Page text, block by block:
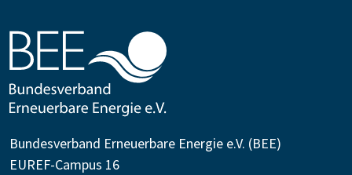
Bundesverband Erneuerbare Energie e.V. (BEE)
EUREF-Campus 16